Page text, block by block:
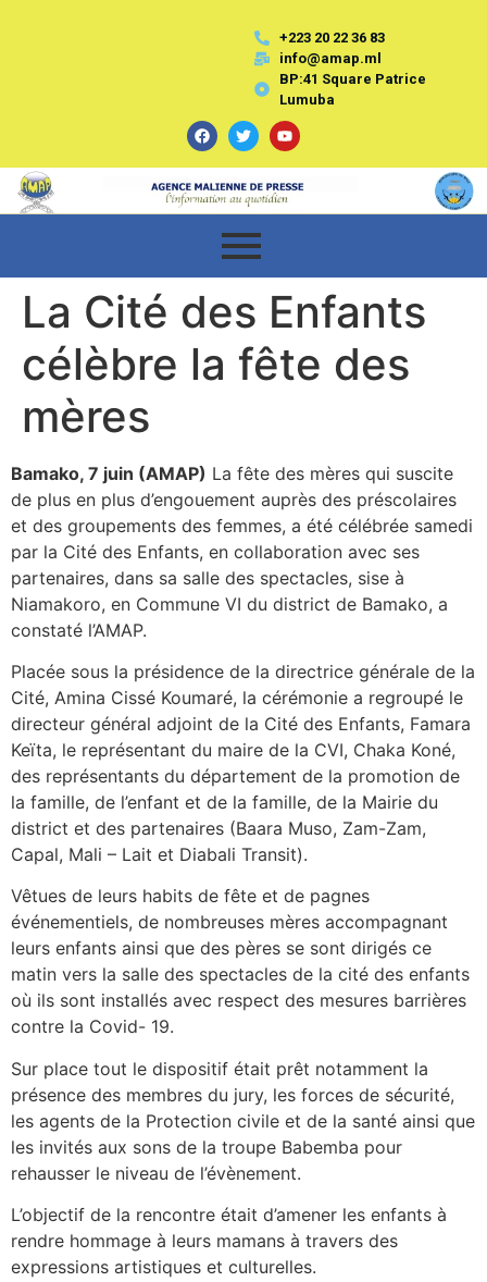
+223 20 22 36 83
info@amap.ml
BP:41 Square Patrice
Lumuba
La Cité des Enfants
célèbre la fête des
mères
Bamako, 7 juin (AMAP) La fête des mères qui suscite
de plus en plus d’engouement auprès des préscolaires
et des groupements des femmes, a été célébrée samedi
par la Cité des Enfants, en collaboration avec ses
partenaires, dans sa salle des spectacles, sise à
Niamakoro, en Commune VI du district de Bamako, a
constaté l’AMAP.
Placée sous la présidence de la directrice générale de la
Cité, Amina Cissé Koumaré, la cérémonie a regroupé le
directeur général adjoint de la Cité des Enfants, Famara
Keïta, le représentant du maire de la CVI, Chaka Koné,
des représentants du département de la promotion de
la famille, de l’enfant et de la famille, de la Mairie du
district et des partenaires (Baara Muso, Zam-Zam,
Capal, Mali – Lait et Diabali Transit).
Vêtues de leurs habits de fête et de pagnes
événementiels, de nombreuses mères accompagnant
leurs enfants ainsi que des pères se sont dirigés ce
matin vers la salle des spectacles de la cité des enfants
où ils sont installés avec respect des mesures barrières
contre la Covid- 19.
Sur place tout le dispositif était prêt notamment la
présence des membres du jury, les forces de sécurité,
les agents de la Protection civile et de la santé ainsi que
les invités aux sons de la troupe Babemba pour
rehausser le niveau de l’évènement.
L’objectif de la rencontre était d’amener les enfants à
rendre hommage à leurs mamans à travers des
expressions artistiques et culturelles.